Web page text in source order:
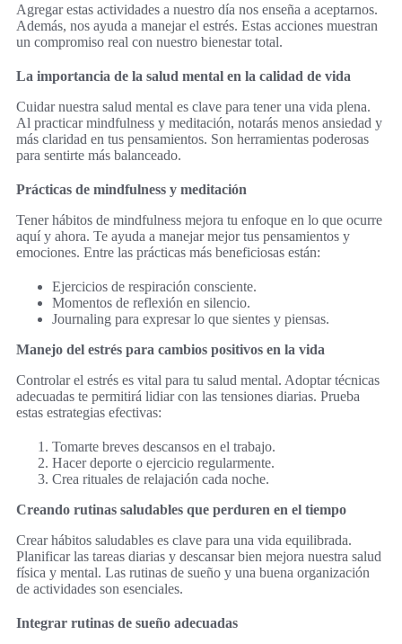
Agregar estas actividades a nuestro día nos enseña a aceptarnos.
Además, nos ayuda a manejar el estrés. Estas acciones muestran
un compromiso real con nuestro bienestar total.
La importancia de la salud mental en la calidad de vida
Cuidar nuestra salud mental es clave para tener una vida plena.
Al practicar mindfulness y meditación, notarás menos ansiedad y
más claridad en tus pensamientos. Son herramientas poderosas
para sentirte más balanceado.
Prácticas de mindfulness y meditación
Tener hábitos de mindfulness mejora tu enfoque en lo que ocurre
aquí y ahora. Te ayuda a manejar mejor tus pensamientos y
emociones. Entre las prácticas más beneficiosas están:
Ejercicios de respiración consciente.
Momentos de reflexión en silencio.
Journaling para expresar lo que sientes y piensas.
Manejo del estrés para cambios positivos en la vida
Controlar el estrés es vital para tu salud mental. Adoptar técnicas
adecuadas te permitirá lidiar con las tensiones diarias. Prueba
estas estrategias efectivas:
Tomarte breves descansos en el trabajo.
Hacer deporte o ejercicio regularmente.
Crea rituales de relajación cada noche.
Creando rutinas saludables que perduren en el tiempo
Crear hábitos saludables es clave para una vida equilibrada.
Planificar las tareas diarias y descansar bien mejora nuestra salud
física y mental. Las rutinas de sueño y una buena organización
de actividades son esenciales.
Integrar rutinas de sueño adecuadas